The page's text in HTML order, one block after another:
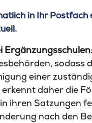
in Ihr
Ergänzungsschulen
sodass
einer
daher die
ihren Satzungen
nach den